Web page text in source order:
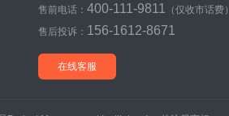
售前电话： 400-111-9811
（仅收市话费）
售后投诉： 156-1612-8671
在线客服